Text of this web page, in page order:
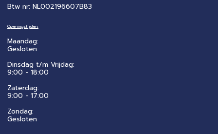
Btw nr: NL002196607B83
Openingstijden:
Maandag:
Gesloten
Dinsdag t/m Vrijdag:
9:00 - 18:00
Zaterdag:
​9:00 - 17:00
Zondag:
Gesloten